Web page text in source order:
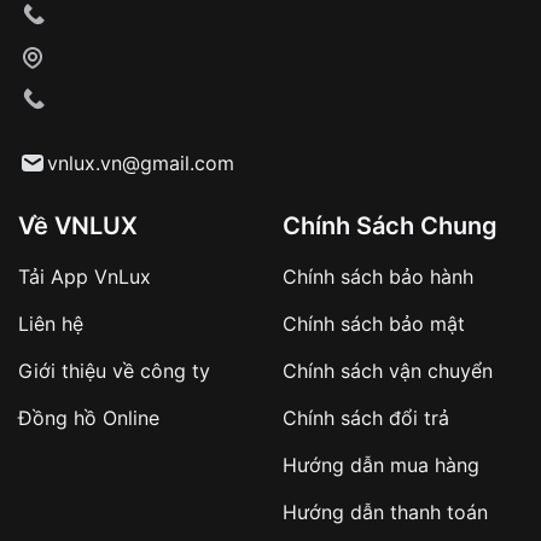
Từ khóa SEO:
sản phẩm đặc biệt
Khách hàng cần
đặt cọc trước 10% giá trị đơn
hàng
Số tiền còn lại thanh toán khi nhận hàng hoặc
vnlux.vn@gmail.com
Về VNLUX
Tải App VnLux
Liên hệ
Giới thiệu về công ty
Đồng hồ Online
Chính Sách Chung
Chính sách bảo hành
Chính sách bảo mật
Chính sách vận chuyển
Chính sách đổi trả
Hướng dẫn mua hàng
Hướng dẫn thanh toán